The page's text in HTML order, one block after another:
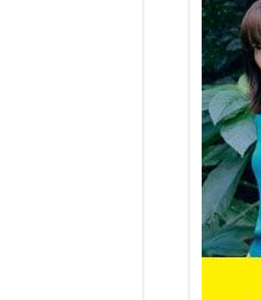
2026
Үер
байна
2026